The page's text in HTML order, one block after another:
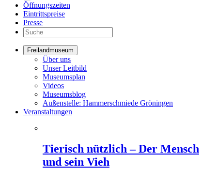
Öffnungszeiten
Eintrittspreise
Presse
Freilandmuseum
Über uns
Unser Leitbild
Museumsplan
Videos
Museumsblog
Außenstelle: Hammerschmiede Gröningen
Veranstaltungen
Tierisch nützlich – Der Mensch
und sein Vieh